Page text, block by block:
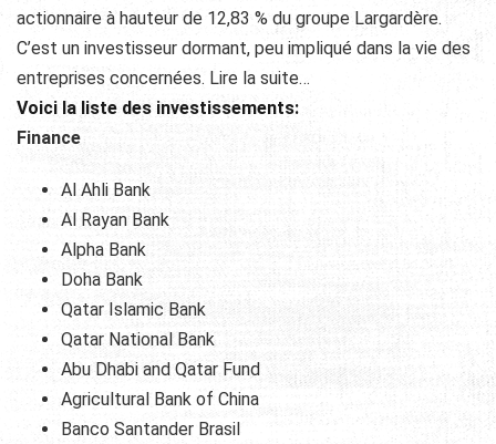
actionnaire à hauteur de 12,83 % du groupe Largardère.
C’est un investisseur dormant, peu impliqué dans la vie des
entreprises concernées. Lire la suite…
Voici la liste des investissements:
Finance
Al Ahli Bank
Al Rayan Bank
Alpha Bank
Doha Bank
Qatar Islamic Bank
Qatar National Bank
Abu Dhabi and Qatar Fund
Agricultural Bank of China
Banco Santander Brasil